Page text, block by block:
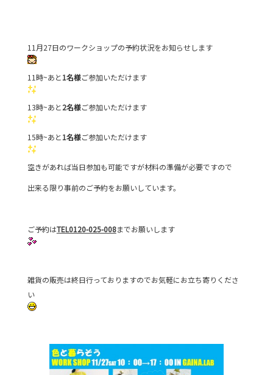
11月27日のワークショップの予約状況をお知らせします
11時~あと1名様ご参加いただけます
13時~あと2名様ご参加いただけます
15時~あと1名様ご参加いただけます
空きがあれば当日参加も可能ですが材料の準備が必要ですので
出来る限り事前のご予約をお願いしています。
ご予約はTEL0120-025-008までお願いします
雑貨の販売は終日行っておりますのでお気軽にお立ち寄りくださ
い